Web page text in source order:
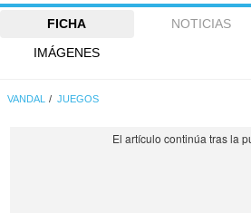
FICHA NOTICIAS
IMÁGENES
VANDAL JUEGOS